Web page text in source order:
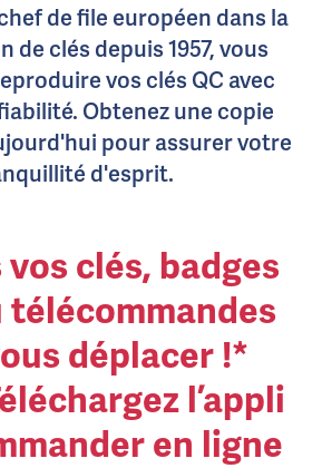
de file européen dans la
de clés depuis 1957, vous
vos clés QC avec
Obtenez une copie
pour assurer votre
d'esprit.
clés, badges
télécommandes
déplacer !*
l’appli
en ligne